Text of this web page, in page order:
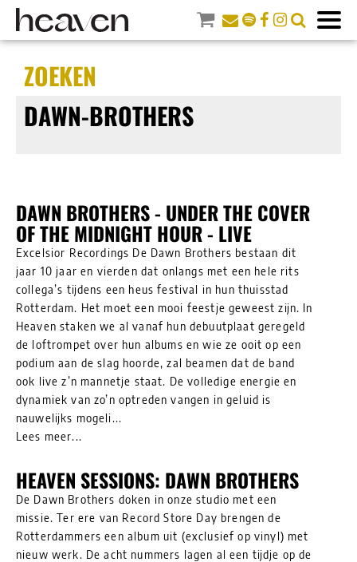
ZOEKEN
DAWN-BROTHERS
DAWN BROTHERS - UNDER THE COVER
OF THE MIDNIGHT HOUR - LIVE
Excelsior Recordings De Dawn Brothers bestaan dit
jaar 10 jaar en vierden dat onlangs met een hele rits
collega’s tijdens een heus festival in hun thuisstad
Rotterdam. Het moet een mooi feestje geweest zijn. In
Heaven staken we al vanaf hun debuutplaat geregeld
de loftrompet over hun albums en wie ze ooit op een
podium aan de slag hoorde, zal beamen dat de band
ook live z’n mannetje staat. De volledige energie en
dynamiek van zo’n optreden vangen in geluid is
nauwelijks mogeli...
Lees meer...
HEAVEN SESSIONS: DAWN BROTHERS
De Dawn Brothers doken in onze studio met een
missie. Ter ere van Record Store Day brengen de
Rotterdammers een album uit (exclusief op vinyl) met
nieuw werk. De acht nummers lagen al een tijdje op de